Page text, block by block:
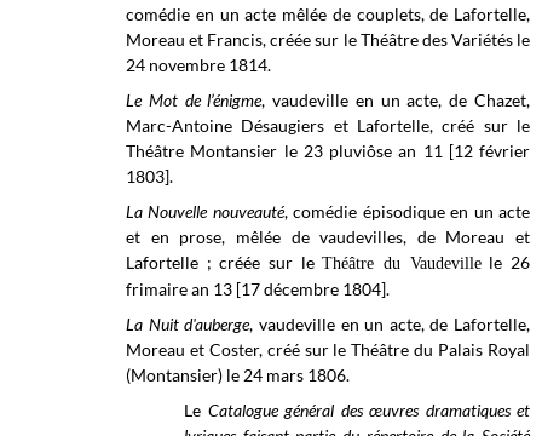
comédie en un acte mêlée de couplets, de Lafortelle,
Moreau et Francis, créée sur leThéâtre des Variétésle
24 novembre 1814.
Le Mot de l’énigme, vaudeville en un acte, de Chazet,
Marc-Antoine Désaugiers et Lafortelle, créé sur le
Théâtre Montansier le 23 pluviôse an 11 [12 février
1803].
La Nouvelle nouveauté, comédie épisodique en un acte
et en prose, mêlée de vaudevilles, de Moreau et
Lafortelle ; créée sur leThéâtre du Vaudevillele 26
frimaire an 13 [17 décembre 1804].
La Nuit d'auberge, vaudeville en un acte, de Lafortelle,
Moreau et Coster, créé sur le Théâtre du Palais Royal
(Montansier) le 24 mars 1806.
Le Catalogue général des œuvres dramatiques et